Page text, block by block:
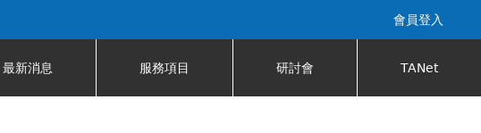
會員登入
最新消息 服務項目 研討會 TANet